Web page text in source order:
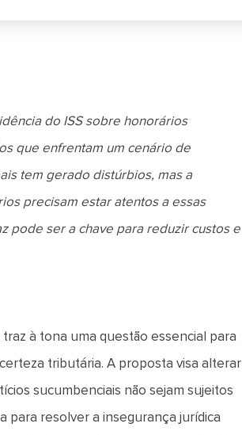
do ISS sobre honorários
que enfrentam um cenário de
tem gerado distúrbios, mas a
precisam estar atentos a essas
pode ser a chave para reduzir custos e
à tona uma questão essencial para
tributária. A proposta visa alterar
sucumbenciais não sejam sujeitos
para resolver a insegurança jurídica